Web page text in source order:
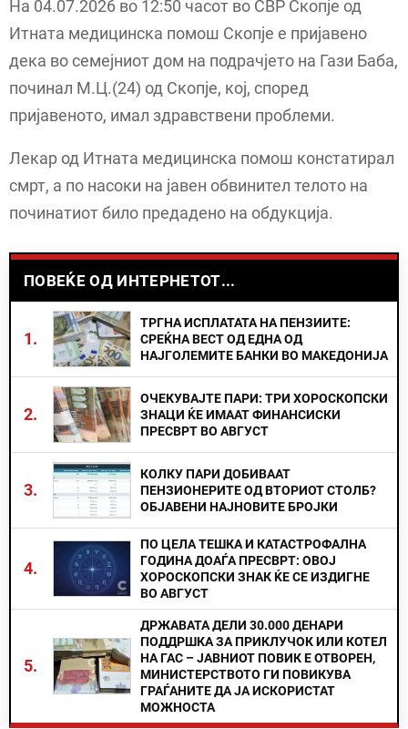
На 04.07.2026 во 12:50 часот во СВР Скопје од
Итната медицинска помош Скопје е пријавено
дека во семејниот дом на подрачјето на Гази Баба,
починал М.Ц.(24) од Скопје, кој, според
пријавеното, имал здравствени проблеми.
Лекар од Итната медицинска помош констатирал
смрт, а по насоки на јавен обвинител телото на
починатиот било предадено на обдукција.
ПОВЕЌЕ ОД ИНТЕРНЕТОТ...
1.
ТРГНА ИСПЛАТАТА НА ПЕНЗИИТЕ:
СРЕЌНА ВЕСТ ОД ЕДНА ОД
НАЈГОЛЕМИТЕ БАНКИ ВО МАКЕДОНИЈА
2.
ОЧЕКУВАЈТЕ ПАРИ: ТРИ ХОРОСКОПСКИ
ЗНАЦИ ЌЕ ИМААТ ФИНАНСИСКИ
ПРЕСВРТ ВО АВГУСТ
3.
КОЛКУ ПАРИ ДОБИВААТ
ПЕНЗИОНЕРИТЕ ОД ВТОРИОТ СТОЛБ?
ОБЈАВЕНИ НАЈНОВИТЕ БРОЈКИ
4.
ПО ЦЕЛА ТЕШКА И КАТАСТРОФАЛНА
ГОДИНА ДОАЃА ПРЕСВРТ: ОВОЈ
ХОРОСКОПСКИ ЗНАК ЌЕ СЕ ИЗДИГНЕ
ВО АВГУСТ
5.
ДРЖАВАТА ДЕЛИ 30.000 ДЕНАРИ
ПОДДРШКА ЗА ПРИКЛУЧОК ИЛИ КОТЕЛ
НА ГАС – ЈАВНИОТ ПОВИК Е ОТВОРЕН,
МИНИСТЕРСТВОТО ГИ ПОВИКУВА
ГРАЃАНИТЕ ДА ЈА ИСКОРИСТАТ
МОЖНОСТА